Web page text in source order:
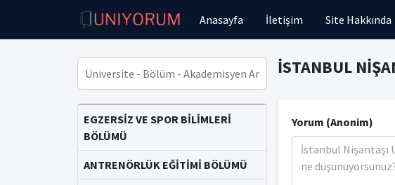
Anasayfa İletişim Site Hakkında
EGZERSİZ VE SPOR BİLİMLERİ
BÖLÜMÜ
ANTRENÖRLÜK EĞİTİMİ BÖLÜMÜ
İSTANBUL
Yorum (Anonim)